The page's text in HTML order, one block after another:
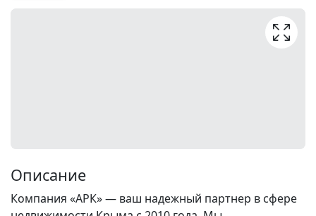
Описание
Компания «АРК» — ваш надежный партнер в сфере